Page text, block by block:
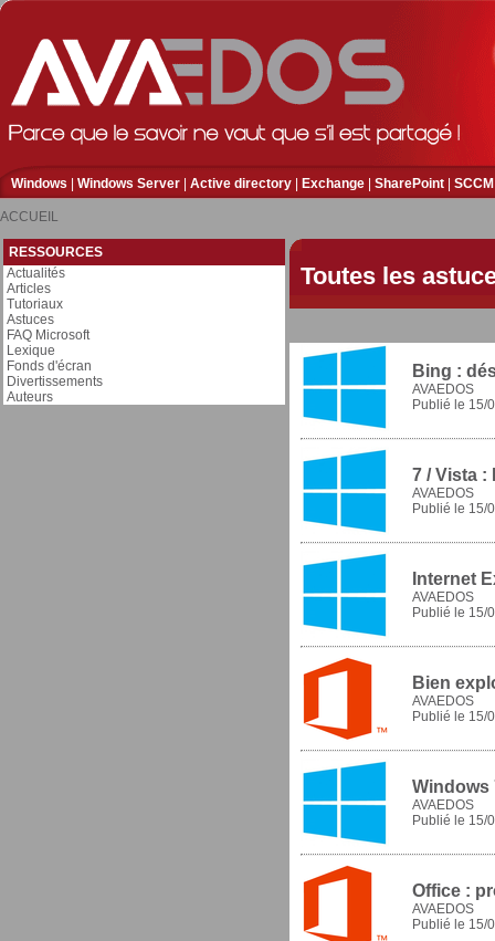
Windows Windows Server Active directory Exchange SharePoint SCCM
ACCUEIL
RESSOURCES
Actualités
Articles
Tutoriaux
Astuces
FAQ Microsoft
Lexique
Fonds d'écran
Divertissements
Auteurs
Toutes les
Bing :
AVAEDOS
Publié le 15/
7 / Vista
AVAEDOS
Publié le 15/
Internet
AVAEDOS
Publié le 15/
Bien
AVAEDOS
Publié le 15/
Windows
AVAEDOS
Publié le 15/
Office :
AVAEDOS
Publié le 15/